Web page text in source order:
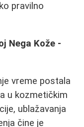
pravilno
Nega Kože -
vreme postala
u kozmetičkim
ublažavanja
čine je